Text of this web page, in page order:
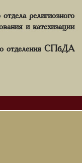
религиозного
и катехизации
отделения СПбДА